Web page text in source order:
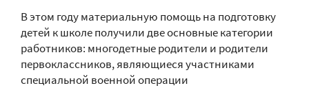
В этом году материальную помощь на подготовку
детей к школе получили две основные категории
работников: многодетные родители и родители
первоклассников, являющиеся участниками
специальной военной операции